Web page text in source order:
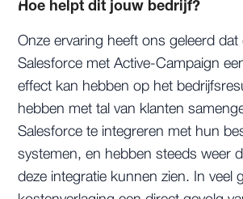
Hoe helpt dit jouw bedrijf?
Onze ervaring heeft ons geleerd dat
Salesforce met Active-Campaign
effect kan hebben op het
hebben met tal van klanten
Salesforce te integreren met hun
systemen, en hebben steeds weer
deze integratie kunnen zien. In veel